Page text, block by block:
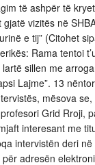
të ashpër të
vizitës në
e tij” (Citohet
Rama tentoi
sillen me
Lajme”. 13
mësova
Grid Rroji,
interesant me
intervistën deri
adresën